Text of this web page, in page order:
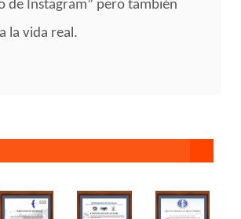
de Instagram” pero también
la vida real.